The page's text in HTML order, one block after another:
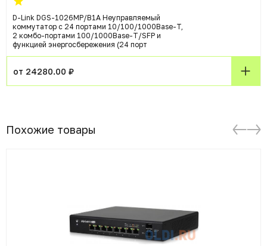
D-Link DGS-1026MP/B1A Неуправляемый
коммутатор с 24 портами 10/100/1000Base-T,
2 комбо-портами 100/1000Base-T/SFP и
функцией энергосбережения (24 порт
от 24280.00 ₽
Похожие товары